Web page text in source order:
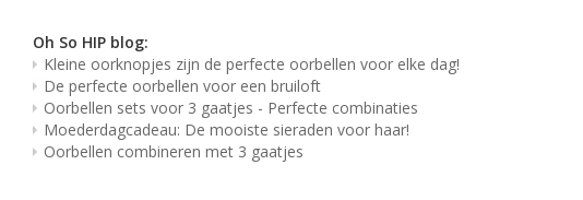
Oh So HIP blog:
Kleine oorknopjes zijn de perfecte oorbellen voor elke dag!
De perfecte oorbellen voor een bruiloft
Oorbellen sets voor 3 gaatjes - Perfecte combinaties
Moederdagcadeau: De mooiste sieraden voor haar!
Oorbellen combineren met 3 gaatjes